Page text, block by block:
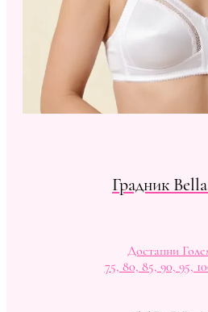
Градник
Достапни
75, 80, 85, 90, 95,